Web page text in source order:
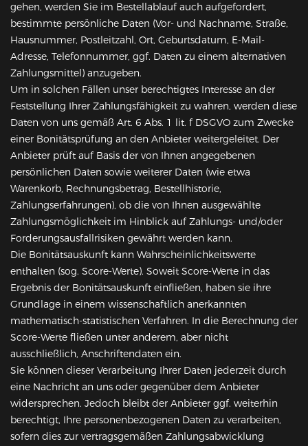
gehen, werden Sie im Bestellablauf auch aufgefordert,
bestimmte persönliche Daten (Vor- und Nachname, Straße,
Hausnummer, Postleitzahl, Ort, Geburtsdatum, E-Mail-
Adresse, Telefonnummer, ggf. Daten zu einem alternativen
Zahlungsmittel) anzugeben.
Um in solchen Fällen unser berechtigtes Interesse an der
Feststellung Ihrer Zahlungsfähigkeit zu wahren, werden diese
Daten von uns gemäß Art. 6 Abs. 1 lit. f DSGVO zum Zwecke
einer Bonitätsprüfung an den Anbieter weitergeleitet. Der
Anbieter prüft auf Basis der von Ihnen angegebenen
persönlichen Daten sowie weiterer Daten (wie etwa
Warenkorb, Rechnungsbetrag, Bestellhistorie,
Zahlungserfahrungen), ob die von Ihnen ausgewählte
Zahlungsmöglichkeit im Hinblick auf Zahlungs- und/oder
Forderungsausfallrisiken gewährt werden kann.
Die Bonitätsauskunft kann Wahrscheinlichkeitswerte
enthalten (sog. Score-Werte). Soweit Score-Werte in das
Ergebnis der Bonitätsauskunft einfließen, haben sie ihre
Grundlage in einem wissenschaftlich anerkannten
mathematisch-statistischen Verfahren. In die Berechnung der
Score-Werte fließen unter anderem, aber nicht
ausschließlich, Anschriftendaten ein.
Sie können dieser Verarbeitung Ihrer Daten jederzeit durch
eine Nachricht an uns oder gegenüber dem Anbieter
widersprechen. Jedoch bleibt der Anbieter ggf. weiterhin
berechtigt, Ihre personenbezogenen Daten zu verarbeiten,
sofern dies zur vertragsgemäßen Zahlungsabwicklung